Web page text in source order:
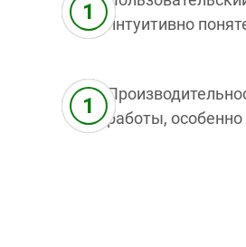
интуитивно
работы,